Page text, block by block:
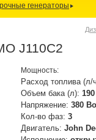
генераторы
J110C2
Мощность:
Расход топлива
Объем бака (л): 190
Напряжение: 380
Кол-во фаз: 3
Двигатель: John